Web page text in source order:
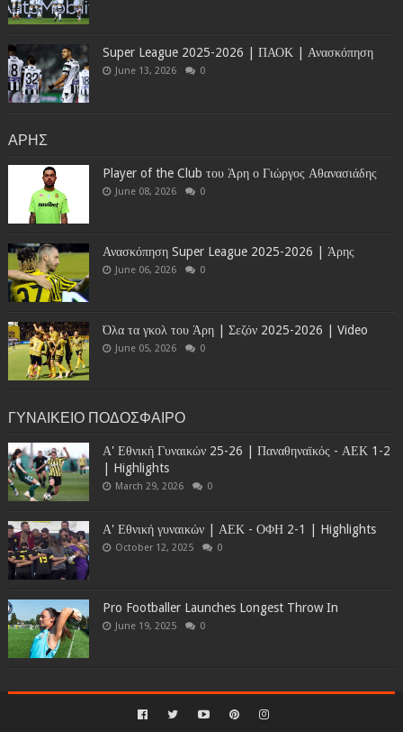
Super League 2025-2026 | ΠΑΟΚ | Ανασκόπηση
June 13, 2026 0
ΑΡΗΣ
Player of the Club του Άρη ο Γιώργος Αθανασιάδης
June 08, 2026 0
Ανασκόπηση Super League 2025-2026 | Άρης
June 06, 2026 0
Όλα τα γκολ του Άρη | Σεζόν 2025-2026 | Video
June 05, 2026 0
ΓΥΝΑΙΚΕΙΟ ΠΟΔΟΣΦΑΙΡΟ
Α' Εθνική Γυναικών 25-26 | Παναθηναϊκός - ΑΕΚ 1-2
| Highlights
March 29, 2026 0
Α' Εθνική γυναικών | ΑΕΚ - ΟΦΗ 2-1 | Highlights
October 12, 2025 0
Pro Footballer Launches Longest Throw In
June 19, 2025 0